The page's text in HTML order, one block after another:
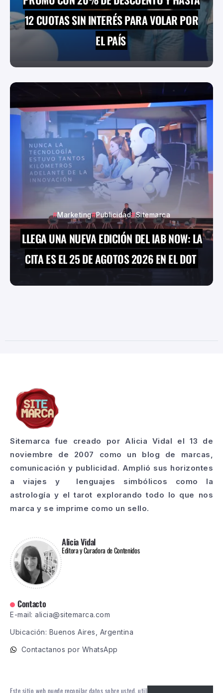
12 CUOTAS SIN INTERÉS PARA VOLAR POR
EL PAÍS
Marketing Publicidad Sitemarca
LLEGA UNA NUEVA EDICIÓN DEL IAB NOW: LA
CITA ES EL 25 DE AGOTOS 2026 EN EL DOT
Sitemarca fue creado por Alicia Vidal el 13 de
noviembre de 2007 como un blog de marcas,
comunicación y publicidad. Amplió sus horizontes
a viajes y lenguajes simbólicos como la
astrología y el tarot explorando todo lo que nos
marca y se imprime como un sello.
Alicia Vidal
Editora y Curadora de Contenidos
Contacto
E-mail: alicia@sitemarca.com
Ubicación: Buenos Aires, Argentina
Contactanos por WhatsApp
Este sitio web puede recopilar datos sobre usted, utilizar cookies, integrar